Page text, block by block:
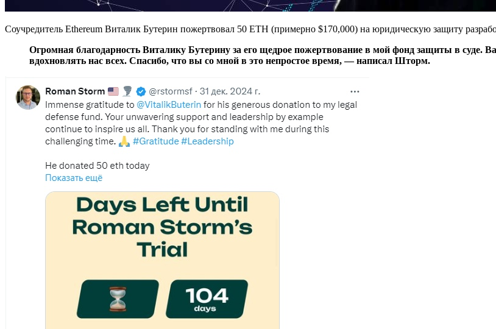
Соучредитель Ethereum Виталик Бутерин пожертвовал 50 ETH (примерно $170,000) на юридическую защиту
Огромная благодарность Виталику Бутерину за его щедрое пожертвование в мой фонд защиты в суде.
вдохновлять нас всех. Спасибо, что вы со мной в это непростое время, — написал Шторм.